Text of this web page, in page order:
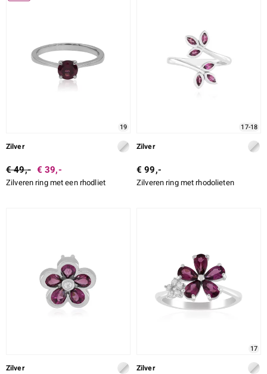
19
Zilver
€ 49,- € 39,-
Zilveren ring met een rhodliet
17-18
Zilver
€ 99,-
Zilveren ring met rhodolieten
Zilver
17
Zilver